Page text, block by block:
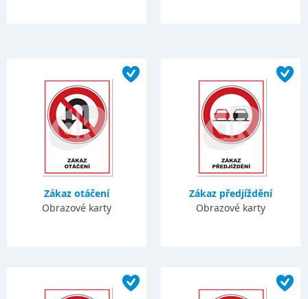
Zákaz otáčení
Obrazové karty
Zákaz předjíždění
Obrazové karty